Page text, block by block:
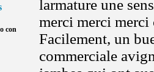
con
larmature une
merci merci merci
Facilement, un
commerciale